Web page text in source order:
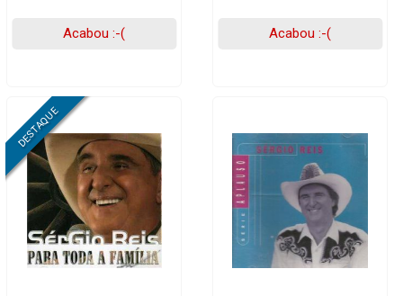
Acabou :-( Acabou :-(